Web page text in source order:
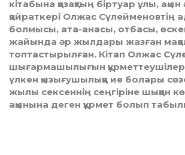
кітабына қазақтың біртуар ұлы, ақын
қайраткері Олжас Сүлейменовтің
болмысы, ата-анасы, отбасы,
жайында әр жылдары жазған
топтастырылған. Кітап Олжас
шығармашылығын
үлкен қызығушылыққа ие болары
жылы сексеннің сеңгіріне шыққан
ақынына деген құрмет болып